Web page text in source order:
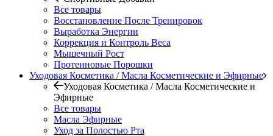
Все товары
Восстановление После Тренировок
Выработка Энергии
Коррекция и Контроль Веса
Мышечный Рост
Протеиновые Порошки
Уходовая Косметика / Масла Косметические и Эфирные
Уходовая Косметика / Масла Косметические и
Эфирные
Все товары
Масла Эфирные
Уход за Полостью Рта